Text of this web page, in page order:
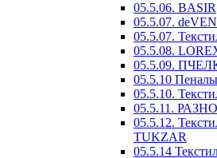
05.5.06. BASIR
05.5.07.
05.5.07.
05.5.08.
05.5.09.
05.5.10
05.5.10.
05.5.11.
05.5.12.
TUKZAR
05.5.14